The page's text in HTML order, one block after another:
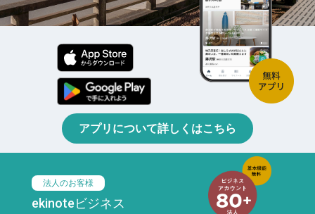
アプリについて詳しくはこちら
法人のお客様
ekinoteビジネス